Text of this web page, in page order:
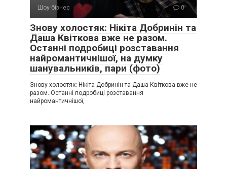
Шоу-бізнес 0
Знову холостяк: Нікіта Добринін та
Даша Квіткова вже не разом.
Останні подробиці розставання
найромантичнішої, на думку
шанувальників, пари (фото)
Знову холостяк: Нікіта Добринін та Даша Квіткова вже не
разом. Останні подробиці розставання
найромантичнішої,